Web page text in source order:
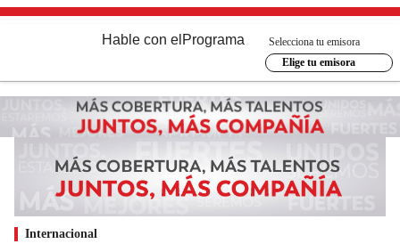
Hable con el Programa
Selecciona tu emisora
Elige tu emisora
Internacional